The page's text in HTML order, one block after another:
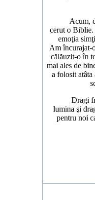
Acum, de
cerut o Biblie.
emoţia
Am încurajat-
călăuzit-o în
mai ales de
a folosit
Dragi fraţi,
lumina şi
pentru noi